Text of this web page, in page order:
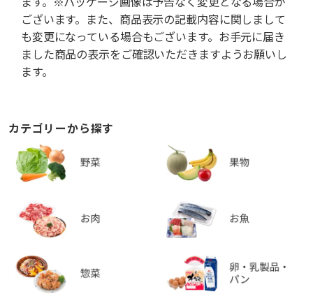
ございます。また、商品表示の記載内容に関しまして
も変更になっている場合もございます。お手元に届き
ました商品の表示をご確認いただきますようお願いし
ます。
カテゴリーから探す